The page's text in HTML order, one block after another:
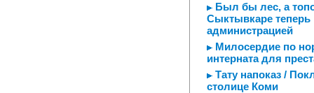
Был бы лес, а
Сыктывкаре теперь
администрацией
Милосердие по
интерната для
Тату напоказ /
столице Коми